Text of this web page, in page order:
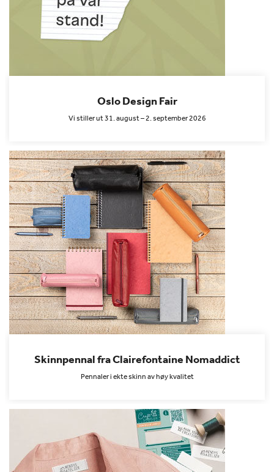
Oslo Design Fair
Vi stiller ut 31. august – 2. september 2026
Skinnpennal fra Clairefontaine Nomaddict
Pennaler i ekte skinn av høy kvalitet